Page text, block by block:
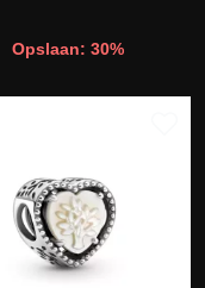
Opslaan: 30%